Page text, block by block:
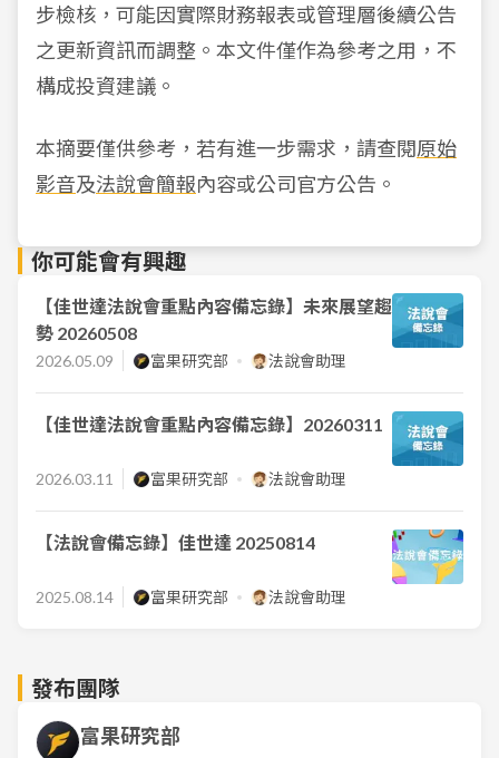
步檢核，可能因實際財務報表或管理層後續公告
之更新資訊而調整。本文件僅作為參考之用，不
構成投資建議。
本摘要僅供參考，若有進一步需求，請查閱原始
影音及法說會簡報內容或公司官方公告。
你可能會有興趣
【佳世達法說會重點內容備忘錄】未來展望趨
勢 20260508
2026.05.09 富果研究部 法說會助理
【佳世達法說會重點內容備忘錄】20260311
2026.03.11 富果研究部 法說會助理
【法說會備忘錄】佳世達 20250814
2025.08.14 富果研究部 法說會助理
發布團隊
富果研究部